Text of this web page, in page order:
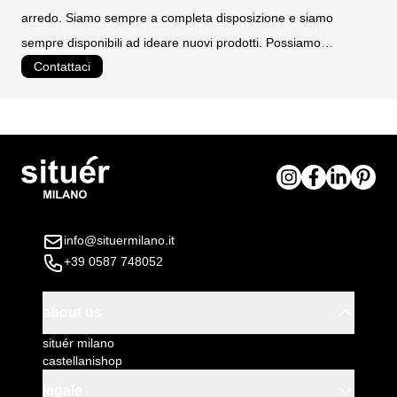
10027
ulteriore verniciatura a polveri epossidiche
temoindurenti
Installazione tavolo: fornito smontato con pratiche
istruzioni di montaggio
arredo. Siamo sempre a completa disposizione e siamo
sempre disponibili ad ideare nuovi prodotti. Possiamo
Contattaci
info@situermilano.it
+39 0587 748052
situér milano
castellanishop